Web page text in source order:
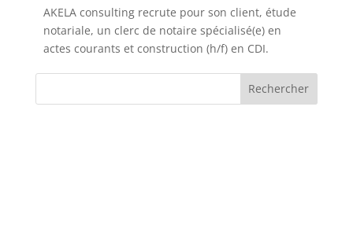
AKELA consulting recrute pour son client, étude
notariale, un clerc de notaire spécialisé(e) en
actes courants et construction (h/f) en CDI.
Rechercher